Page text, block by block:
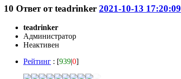
10 Ответ отteadrinker 2021-10-13 17:20:09
teadrinker
Администратор
Неактивен
Рейтинг : [939|0]